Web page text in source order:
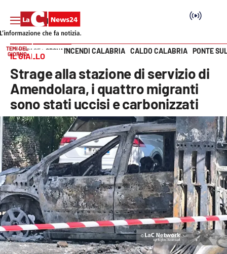
SEZIONI
Cronaca
Politica
Attualità
Economia e lavoro
Italia Mondo
Sanità
Vai
TEMI DEL
GIORNO
INCENDI CALABRIA CALDO CALABRIA PONTE
HOME PAGE CRONACA
IL GIALLO
Strage alla stazione di servizio di
Amendolara, i quattro migranti
sono stati uccisi e carbonizzati